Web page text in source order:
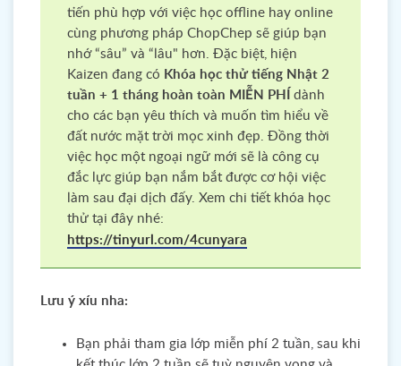
tiến phù hợp với việc học offline hay online
cùng phương pháp ChopChep sẽ giúp bạn
nhớ “sâu” và “lâu" hơn. Đặc biệt, hiện
Kaizen đang có Khóa học thử tiếng Nhật 2
tuần + 1 tháng hoàn toàn MIỄN PHÍ dành
cho các bạn yêu thích và muốn tìm hiểu về
đất nước mặt trời mọc xinh đẹp. Đồng thời
việc học một ngoại ngữ mới sẽ là công cụ
đắc lực giúp bạn nắm bắt được cơ hội việc
làm sau đại dịch đấy. Xem chi tiết khóa học
thử tại đây nhé:
https://tinyurl.com/4cunyara
Lưu ý xíu nha:
Bạn phải tham gia lớp miễn phí 2 tuần, sau khi